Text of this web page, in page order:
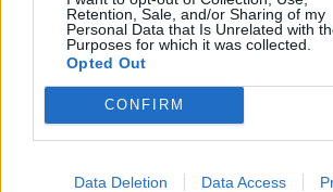
Retention, Sale, and/or Sharing of my
Personal Data that Is Unrelated with
Purposes for which it was collected.
Opted Out
CONFIRM
Data Deletion Data Access